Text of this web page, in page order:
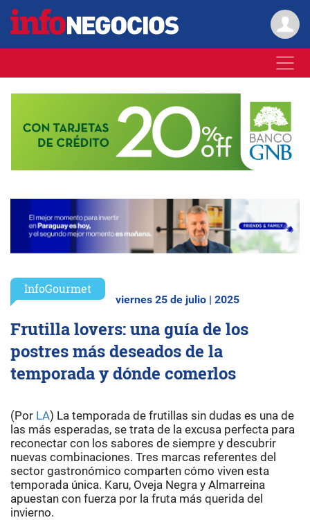
InfoGourmet
viernes 25 de julio | 2025
Frutilla lovers: una guía de los
postres más deseados de la
temporada y dónde comerlos
(Por LA) La temporada de frutillas sin dudas es una de
las más esperadas, se trata de la excusa perfecta para
reconectar con los sabores de siempre y descubrir
nuevas combinaciones. Tres marcas referentes del
sector gastronómico comparten cómo viven esta
temporada única. Karu, Oveja Negra y Almarreina
apuestan con fuerza por la fruta más querida del
invierno.